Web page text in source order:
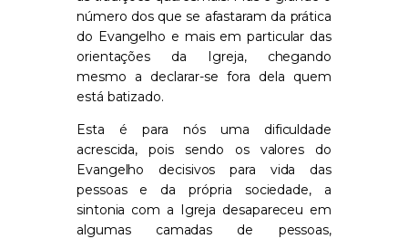
número dos que se afastaram da prática
do Evangelho e mais em particular das
orientações da Igreja, chegando
mesmo a declarar-se fora dela quem
está batizado.
Esta é para nós uma dificuldade
acrescida, pois sendo os valores do
Evangelho decisivos para vida das
pessoas e da própria sociedade, a
sintonia com a Igreja desapareceu em
algumas camadas de pessoas,